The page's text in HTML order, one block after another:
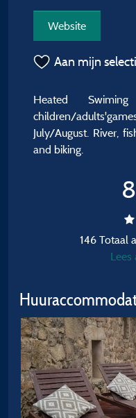
Website
Aan mijn
Heated
children/
July/August. River,
and biking.
146 Totaal